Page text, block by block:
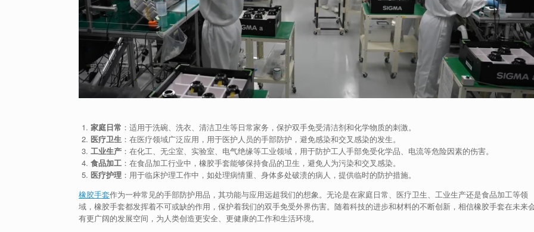
家庭日常 ：适用于洗碗、洗衣、清洁卫生等日常家务，保护双手免受清洁剂和化学物质的刺激。
医疗卫生：在医疗领域广泛应用，用于医护人员的手部防护，避免感染和交叉感染的发生。
工业生产：在化工、无尘室、实验室、电气绝缘等工业领域，用于防护工人手部免受化学品、电流等危险因素的伤害。
食品加工：在食品加工行业中，橡胶手套能够保持食品的卫生，避免人为污染和交叉感染。
医疗护理：用于临床护理工作中，如处理病情重、身体多处破溃的病人，提供临时的防护措施。
橡胶手套作为一种常见的手部防护用品，其功能与应用远超我们的想象。无论是在家庭日常、医疗卫生、工业生产还是食品加工等领
域，橡胶手套都发挥着不可或缺的作用，保护着我们的双手免受外界伤害。随着科技的进步和材料的不断创新，相信橡胶手套在未来
有更广阔的发展空间，为人类创造更安全、更健康的工作和生活环境。